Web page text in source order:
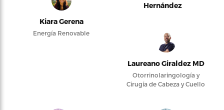
Kiara Gerena
Energía Renovable
Hernández
Laureano Giraldez MD
Otorrinolaringología y
Cirugía de Cabeza y Cuello